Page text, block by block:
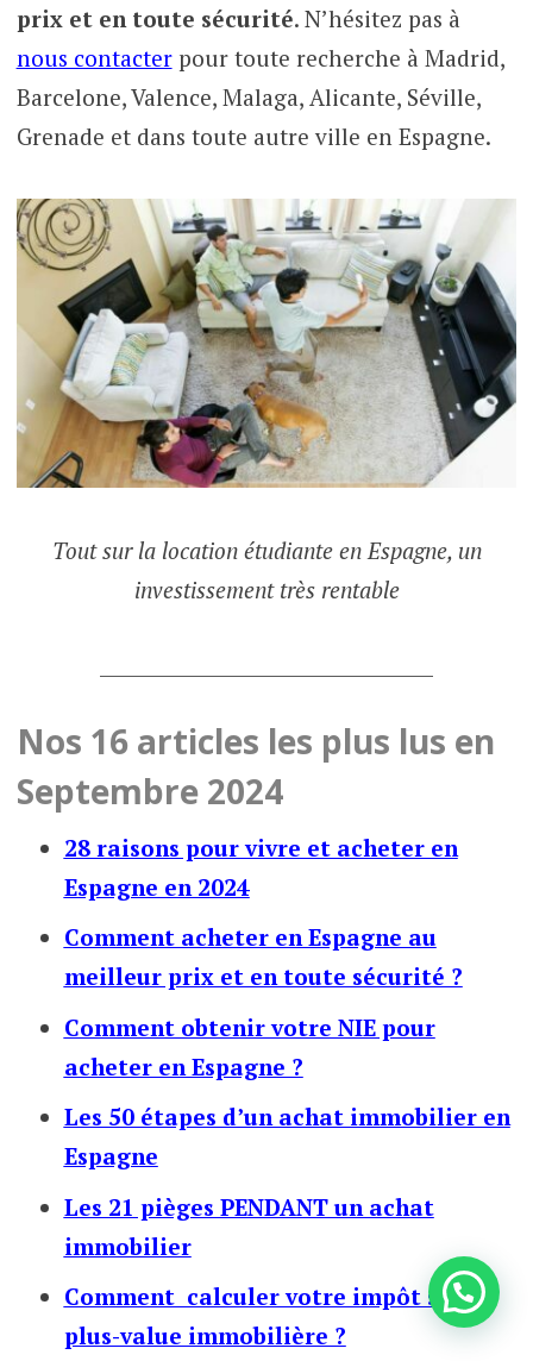
prix et en toute sécurité. N’hésitez pas à
nous contacterpour toute recherche à Madrid,
Barcelone, Valence, Malaga, Alicante, Séville,
Grenade et dans toute autre ville en Espagne.
Tout sur la location étudiante en Espagne, un
investissement très rentable
Nos 16 articles les plus lus en
Septembre 2024
28 raisons pour vivre et acheter en
Espagne en 2024
Comment acheter en Espagne au
meilleur prix et en toute sécurité ?
Comment obtenir votre NIE pour
acheter en Espagne ?
Les 50 étapes d’un achat immobilier en
Espagne
Les 21 pièges PENDANT un achat
immobilier
Comment calculer votre impôt sur la
plus-value immobilière ?